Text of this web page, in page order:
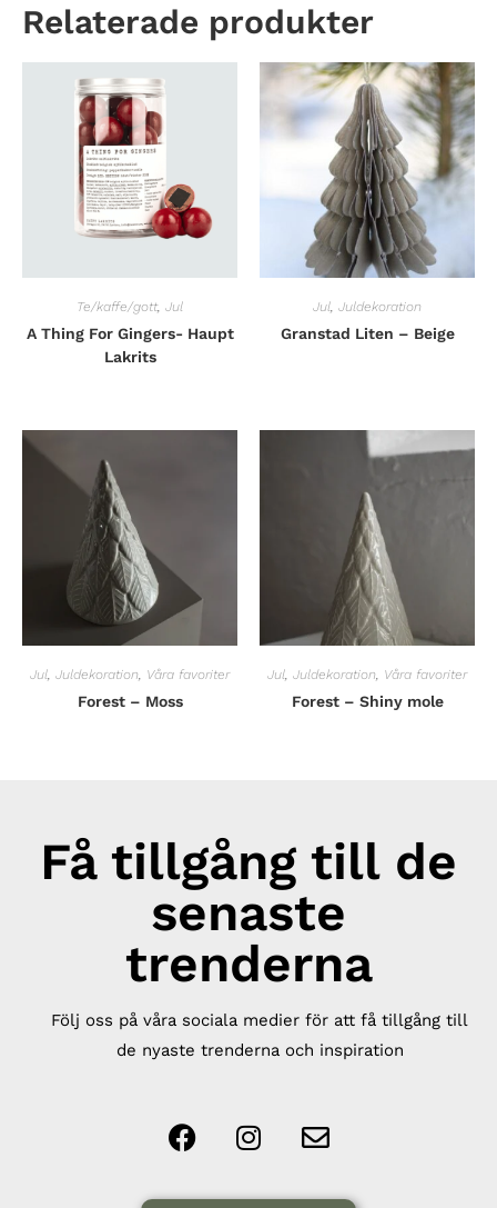
Relaterade produkter
Te/kaffe/gott, Jul
A Thing For Gingers- Haupt
Lakrits
Jul Juldekoration
Granstad Liten – Beige
Jul Juldekoration Våra favoriter
Forest – Moss
Jul Juldekoration Våra favoriter
Forest – Shiny mole
Få tillgång till de
senaste
trenderna
Följ oss på våra sociala medier för att få tillgång till
de nyaste trenderna och inspiration